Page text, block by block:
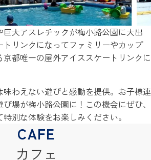
大アスレチックが梅小路公園に大出
リンクになってファミリーやカップ
都唯一の屋外アイススケートリンクに
わえない遊びと感動を提供。お子様連
場が梅小路公園に！この機会にぜひ、
別な体験をお楽しみください。
カフェ